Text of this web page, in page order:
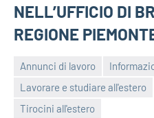
NELL’UFFICIO DI
REGIONE
Annunci di lavoro
Lavorare e studiare all'estero
Tirocini all'estero
bragiovani